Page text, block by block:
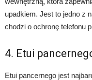
upadkiem. Jest to jedno z
chodzi o ochronę telefonu
4. Etui
Etui pancernego jest